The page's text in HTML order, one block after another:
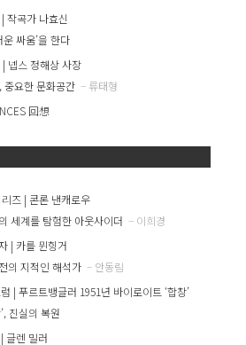
작곡가 나효신
운 싸움’을 한다
넵스 정해상 사장
중요한 문화공간 – 류태형
回想
즈 | 콘론 낸캐로우
세계를 탐험한 아웃사이더 – 이희경
| 카를 뮌힝거
의 지적인 해석가 – 안동림
| 푸르트뱅글러 1951년 바이로이트 ‘합창’
진실의 복원
글렌 밀러